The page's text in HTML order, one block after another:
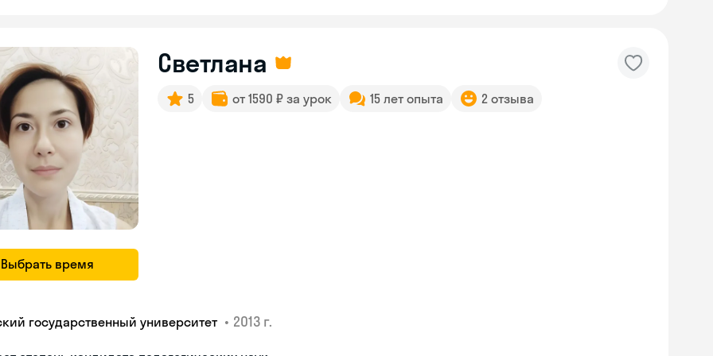
Выбрать время
Светлана
5 от 1590 ₽ за урок 15 лет опыта 2 отзыва
государственный университет • 2013 г.